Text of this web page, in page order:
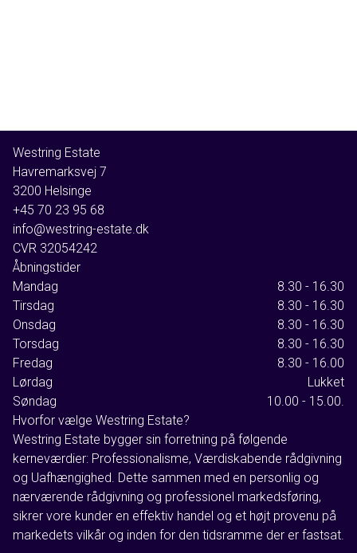
Westring Estate
Havremarksvej 7
3200 Helsinge
+45 70 23 95 68
info@westring-estate.dk
CVR 32054242
Åbningstider
Mandag
8.30 - 16.30
Tirsdag
8.30 - 16.30
Onsdag
8.30 - 16.30
Torsdag
8.30 - 16.30
Fredag
8.30 - 16.00
Lørdag
Lukket
Søndag
10.00 - 15.00.
Hvorfor vælge Westring Estate?
Westring Estate bygger sin forretning på følgende
kerneværdier: Professionalisme, Værdiskabende rådgivning
og Uafhængighed. Dette sammen med en personlig og
nærværende rådgivning og professionel markedsføring,
sikrer vore kunder en effektiv handel og et højt provenu på
markedets vilkår og inden for den tidsramme der er fastsat.